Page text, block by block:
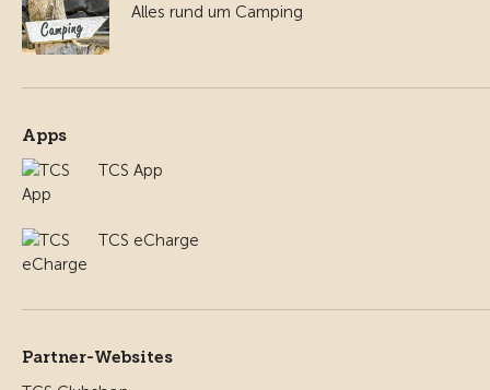
Alles rund um Camping
Apps
TCS App
TCS eCharge
Partner-Websites